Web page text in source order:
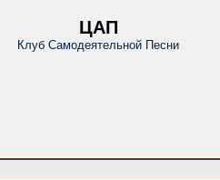
ЦАП
Клуб Самодеятельной Песни